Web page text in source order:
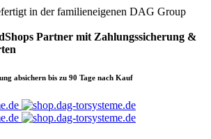
in der familieneigenen DAG Group
Partner mit Zahlungssicherung &
absichern bis zu 90 Tage nach Kauf